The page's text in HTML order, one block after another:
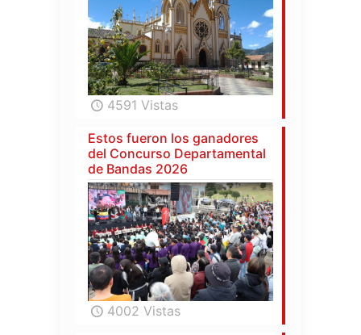
4591 Vistas
Estos fueron los ganadores
del Concurso Departamental
de Bandas 2026
4002 Vistas